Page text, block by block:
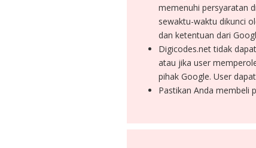
memenuhi persyaratan
sewaktu-waktu dikunci
dan ketentuan dari
Digicodes.net tidak
atau jika user
pihak Google. User
Pastikan Anda membeli